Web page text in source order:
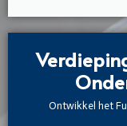
Ontwikkel het